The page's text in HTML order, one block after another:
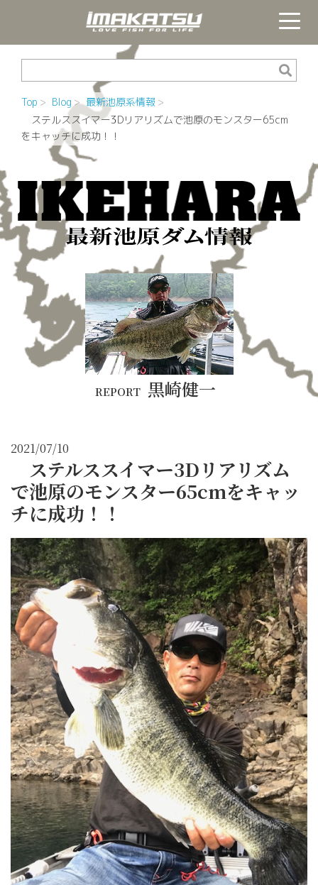
Top Blog
最新池原系情報
ステルススイマー3Dリアリズムで池原のモンスター65cm
をキャッチに成功！！
REPORT 黒崎健一
2021/07/10
ステルススイマー3Dリアリズム
で池原のモンスター65cmをキャッ
チに成功！！